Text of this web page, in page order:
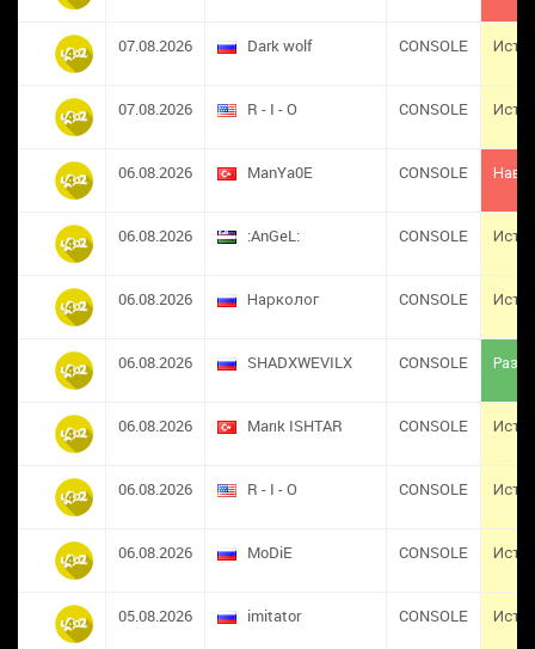
07.08.2026 Dark wolf CONSOLE Истек
07.08.2026 R - I - O CONSOLE Истек
06.08.2026 ManYa0E CONSOLE
06.08.2026 :AnGeL: CONSOLE Истек
06.08.2026 Нарколог CONSOLE Истек
06.08.2026 SHADXWEVILX CONSOLE
06.08.2026 Marık ISHTAR CONSOLE Истек
06.08.2026 R - I - O CONSOLE Истек
06.08.2026 MoDiE CONSOLE Истек
05.08.2026 imitator CONSOLE Истек